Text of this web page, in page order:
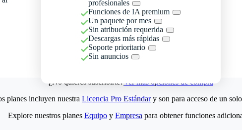
profesionales
Funciones de IA premium
Un paquete por mes
Sin atribución requerida
Descargas más rápidas
Soporte prioritario
Sin anuncios
¿No quieres suscribirte?Ver más opciones de compra
planes incluyen nuestra Licencia Pro Estándary son para acceso de un
Explore nuestros planes Equipo y Empresa para obtener funciones